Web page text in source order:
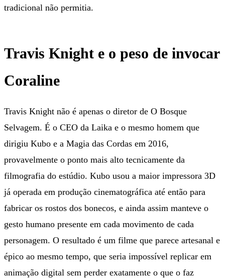
tradicional não permitia.
Travis Knight e o peso de invocar
Coraline
Travis Knight não é apenas o diretor de O Bosque
Selvagem. É o CEO da Laika e o mesmo homem que
dirigiu Kubo e a Magia das Cordas em 2016,
provavelmente o ponto mais alto tecnicamente da
filmografia do estúdio. Kubo usou a maior impressora 3D
já operada em produção cinematográfica até então para
fabricar os rostos dos bonecos, e ainda assim manteve o
gesto humano presente em cada movimento de cada
personagem. O resultado é um filme que parece artesanal e
épico ao mesmo tempo, que seria impossível replicar em
animação digital sem perder exatamente o que o faz